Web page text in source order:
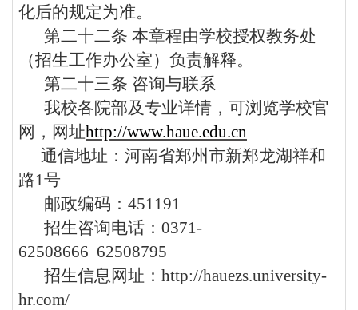
化后的规定为准。
第二十二条 本章程由学校授权教务处
（招生工作办公室）负责解释。
第二十三条 咨询与联系
我校各院部及专业详情，可浏览学校官
网，网址http://www.haue.edu.cn
通信地址：河南省郑州市新郑龙湖祥和
路1号
邮政编码： 451191
招生咨询电话： 0371-
62508666 62508795
招生信息网址： http://hauezs.university-
hr.com/